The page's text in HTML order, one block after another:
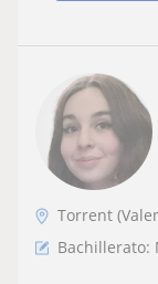
Torrent
Bachillerato: